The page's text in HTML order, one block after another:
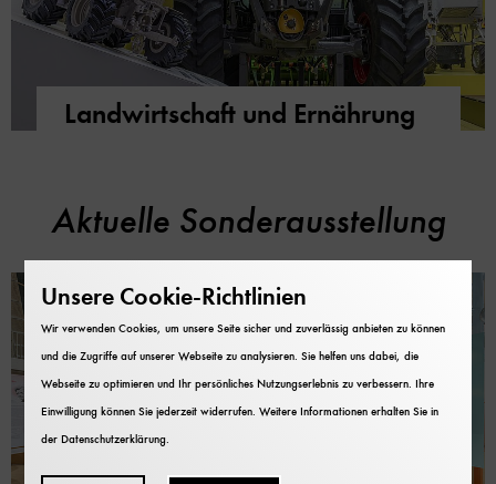
Landwirtschaft und Ernährung
Aktuelle Sonderausstellung
Unsere Cookie-Richtlinien
Wir verwenden Cookies, um unsere Seite sicher und zuverlässig anbieten zu können
und die Zugriffe auf unserer Webseite zu analysieren. Sie helfen uns dabei, die
Webseite zu optimieren und Ihr persönliches Nutzungserlebnis zu verbessern. Ihre
Einwilligung können Sie jederzeit widerrufen. Weitere Informationen erhalten Sie in
derDatenschutzerklärung